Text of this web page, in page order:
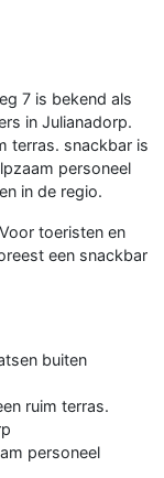
7 is bekend als
in Julianadorp.
terras. snackbar is
personeel
in de regio.
toeristen en
een snackbar
buiten
ruim terras.
personeel